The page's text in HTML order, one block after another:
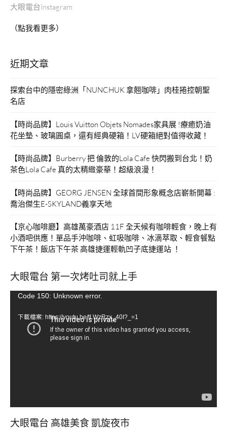
大眼電台Instagram
（點我看更多）
近期文章
探索台中的隱密綠洲「NUNCHUK 拿翹咖啡」肉桂捲控朝聖
名店
【時尚品牌】Louis Vuitton Objets Nomades家具展 !療癒奶油
花坐墊、玻璃圓桌，還有經典硬箱！LV硬箱絕對值得收藏！
【時尚品牌】Burberry 把 倫敦的Lola Cafe 快閃搬到台北！奶
茶色Lola Cafe 真的太精緻豪華！超級浪漫！
【時尚品牌】GEORG JENSEN 全球首間形象概念店嶄新開幕 :
喬治傑生E-SKYLAND義享天地
【京心咖啡廳】高雄萬豪酒店 11F 全天候有咖啡輕食，晚上有
小酒吧供應！單品手沖咖啡、虹吸咖啡、冰滴萃取、輕食餐點
下午茶！飯店下午茶 高雄捷運輕軌凹子底捷運站 ！
大眼電台 第一次烤吐司就上手
視Code 150: Unknown error.
下載檔案: https://youtu.be/tLWzRzx_40I?_=1
大眼電台 高雄美食 凱旋夜市